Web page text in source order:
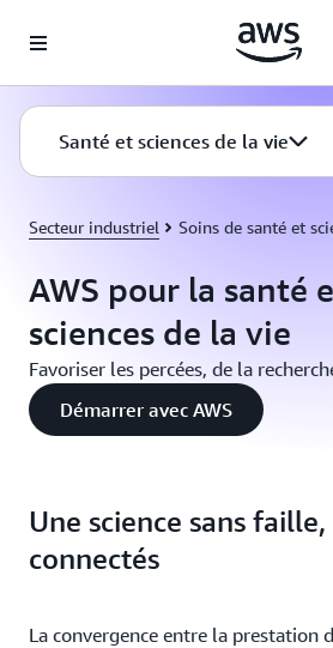
Santé et sciences de la vie
Secteur industriel Soins de santé et
AWS pour la santé
sciences de la vie
Favoriser les percées, de la
Démarrer avec AWS
Une science sans faille,
connectés
La convergence entre la prestation